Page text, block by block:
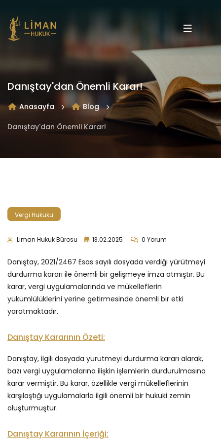
Danıştay'dan Önemli Karar!
Anasayfa Blog
Danıştay'dan Önemli Karar!
Vergi Hukuku
Liman Hukuk Bürosu 13.02.2025 0 Yorum
Danıştay, 2021/2467 Esas sayılı dosyada verdiği yürütmeyi
durdurma kararı ile önemli bir gelişmeye imza atmıştır. Bu
karar, vergi uygulamalarında ve mükelleflerin
yükümlülüklerini yerine getirmesinde önemli bir etki
yaratmaktadır.
Danıştay Kararının Özeti:
Danıştay, ilgili dosyada yürütmeyi durdurma kararı alarak,
bazı vergi uygulamalarına ilişkin işlemlerin durdurulmasına
karar vermiştir. Bu karar, özellikle vergi mükelleflerinin
karşılaştığı uygulamalarla ilgili önemli bir hukuki zemin
oluşturmuştur.
Danıştay Kararının İçeriği: